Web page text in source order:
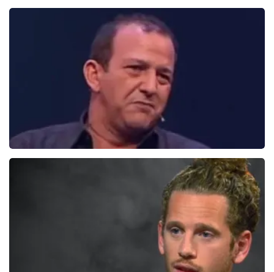
Daniel Arends
876+ reviews
BEKIJKEN